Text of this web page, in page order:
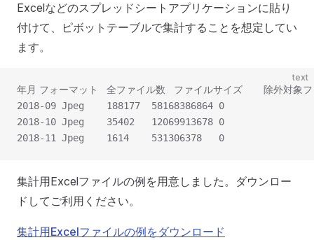
Excelなどのスプレッドシートアプリケーションに貼り
付けて、ピボットテーブルで集計することを想定してい
ます。
text
年月	フォーマット	全ファイル数	ファイ
2018-09	Jpeg	188177	58168386864	0
2018-10	Jpeg	35402	12069913678	0
2018-11	Jpeg	1614	531306378	0
集計用Excelファイルの例を用意しました。ダウンロー
ドしてご利用ください。
集計用Excelファイルの例をダウンロード